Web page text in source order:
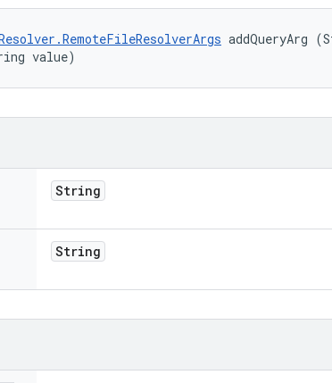
addQueryArg
value)
String
String